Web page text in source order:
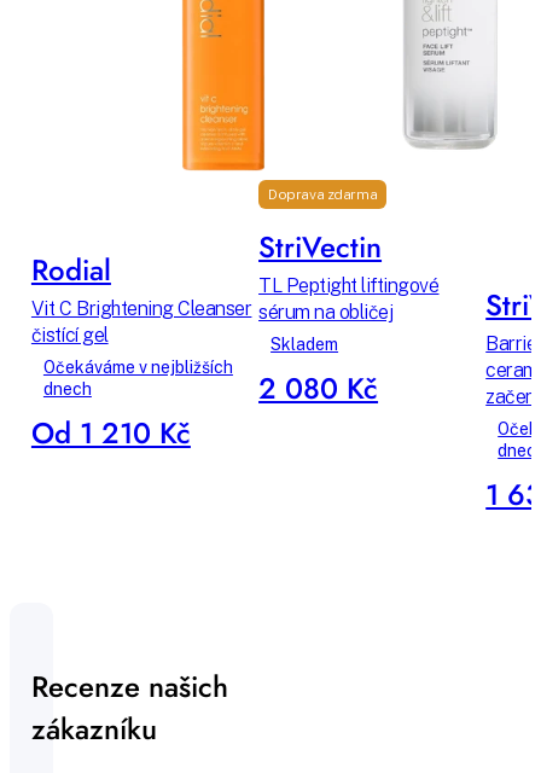
Rodial
Vit C Brightening Cleanser
čistící gel
Očekáváme v nejbližších
dnech
Od 1 210 Kč
Doprava zdarma
StriVectin
TL Peptight liftingové
sérum na obličej
Skladem
2 080 Kč
1
Recenze našich
zákazníku